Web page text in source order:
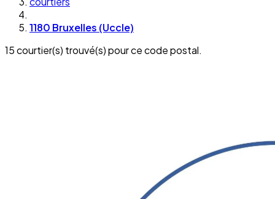
1180 Bruxelles (Uccle)
15 courtier(s) trouvé(s) pour ce code postal.